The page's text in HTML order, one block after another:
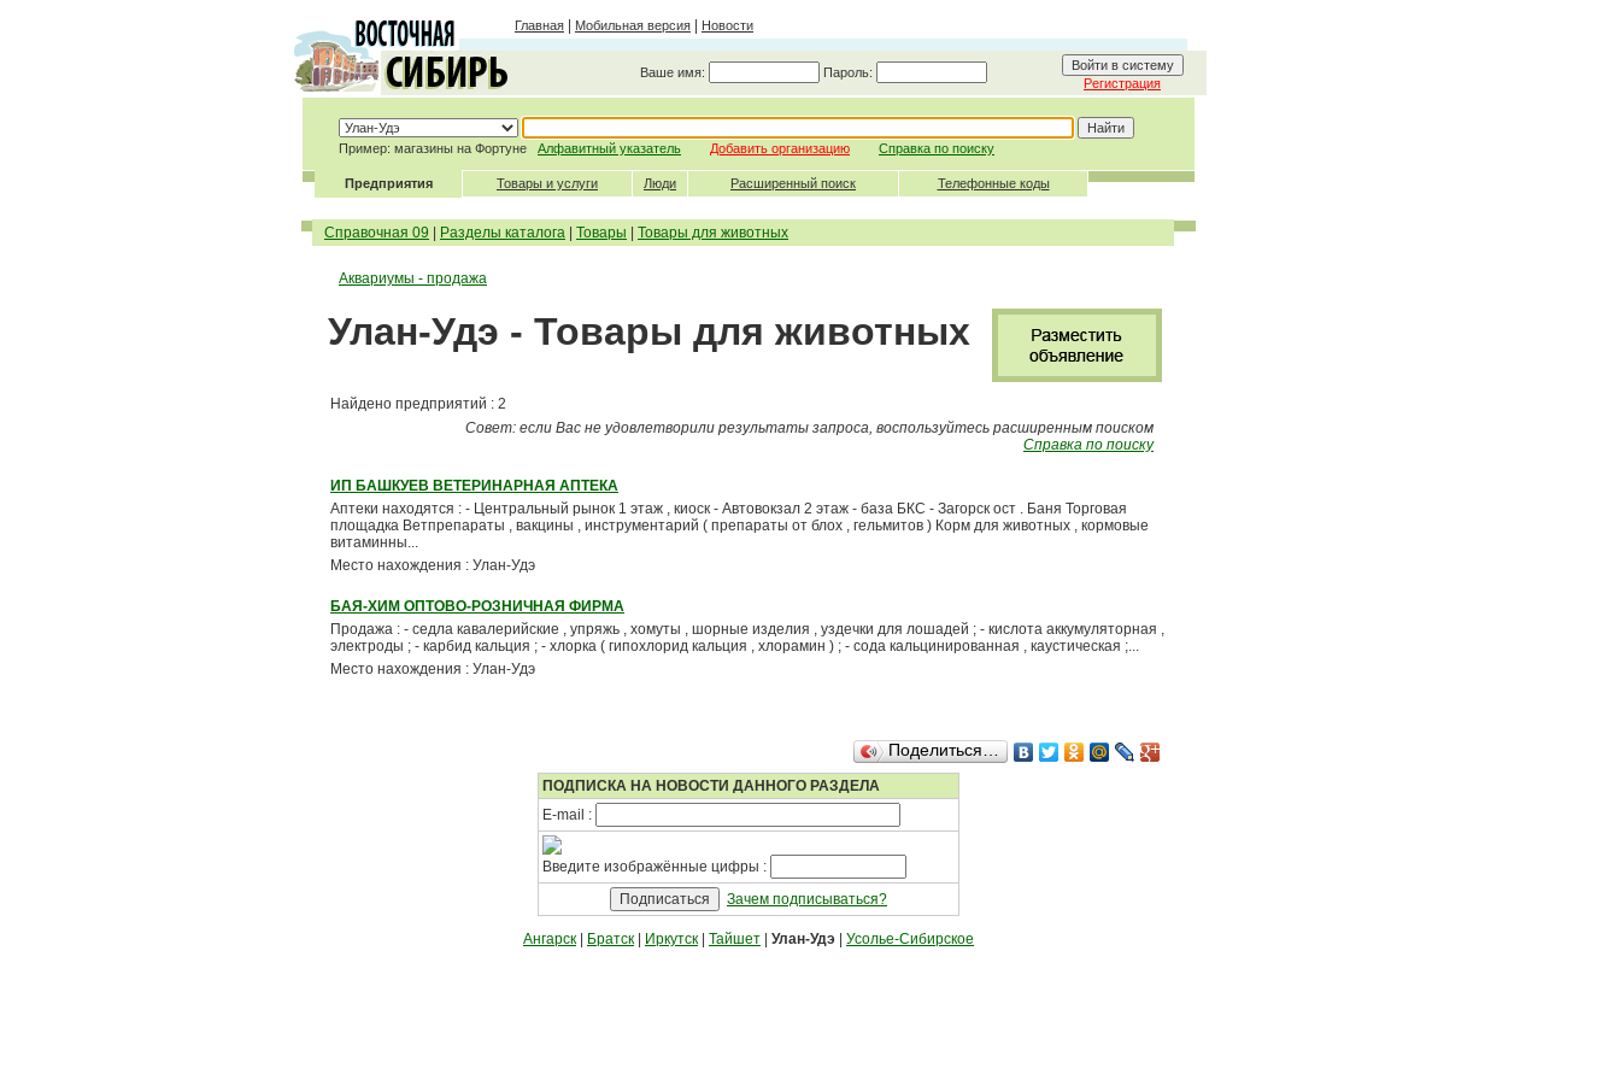
Главная Мобильная версия Новости
Ваше имя: Пароль:
Регистрация
Пример: магазины на Фортуне Алфавитный указатель Добавить организацию Справка по поиску
Предприятия Товары и услуги Люди Расширенный поиск Телефонные коды
Справочная 09 Разделы каталога Товары Товары для животных
Аквариумы - продажа
Улан-Удэ - Товары для животных
Найдено предприятий : 2
Совет: если Вас не удовлетворили результаты запроса, воспользуйтесь расширенным поиском
Справка по поиску
ИП БАШКУЕВ ВЕТЕРИНАРНАЯ АПТЕКА
Аптеки находятся : - Центральный рынок 1 этаж , киоск - Автовокзал 2 этаж - база БКС - Загорск ост . Баня Торговая
площадка Ветпрепараты , вакцины , инструментарий ( препараты от блох , гельмитов ) Корм для животных , кормовые
витаминны...
Место нахождения : Улан-Удэ
БАЯ-ХИМ ОПТОВО-РОЗНИЧНАЯ ФИРМА
Продажа : - седла кавалерийские , упряжь , хомуты , шорные изделия , уздечки для лошадей ; - кислота аккумуляторная ,
электроды ; - карбид кальция ; - хлорка ( гипохлорид кальция , хлорамин ) ; - сода кальцинированная , каустическая ;...
Место нахождения : Улан-Удэ
Поделиться…
ПОДПИСКА НА НОВОСТИ ДАННОГО РАЗДЕЛА
E-mail :
Введите изображённые цифры :
Зачем подписываться?
Ангарск Братск Иркутск Тайшет Улан-Удэ Усолье-Сибирское